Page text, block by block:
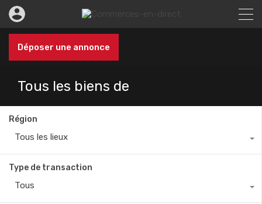
Déposer une annonce
Tous les biens de
Région
Tous les lieux
Type de transaction
Tous